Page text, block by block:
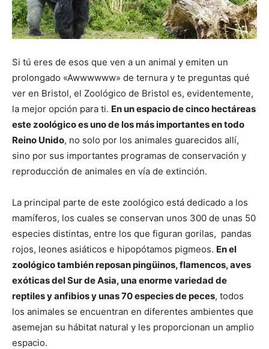
Si tú eres de esos que ven a un animal y emiten un
prolongado «Awwwwww» de ternura y te preguntas qué
ver en Bristol, el Zoológico de Bristol es, evidentemente,
la mejor opción para ti. En un espacio de cinco hectáreas
este zoológico es uno de los más importantes en todo
Reino Unido, no solo por los animales guarecidos allí,
sino por sus importantes programas de conservación y
reproducción de animales en vía de extinción.
La principal parte de este zoológico está dedicado a los
mamíferos, los cuales se conservan unos 300 de unas 50
especies distintas, entre los que figuran gorilas, pandas
rojos, leones asiáticos e hipopótamos pigmeos. En el
zoológico también reposan pingüinos, flamencos, aves
exóticas del Sur de Asia, una enorme variedad de
reptiles y anfibios y unas 70 especies de peces, todos
los animales se encuentran en diferentes ambientes que
asemejan su hábitat natural y les proporcionan un amplio
espacio.